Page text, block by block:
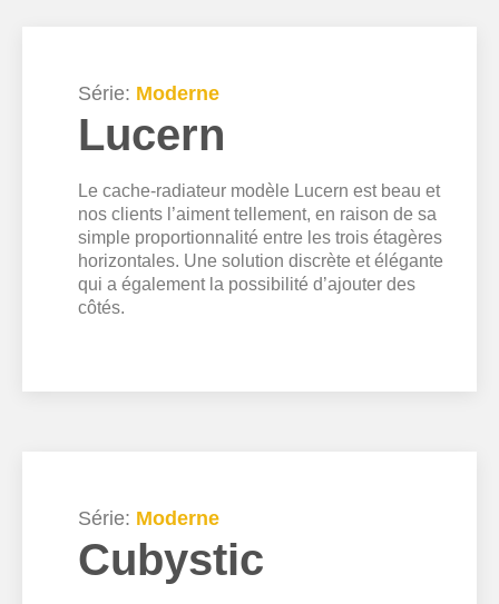
Série: Moderne
Lucern
Le cache-radiateur modèle Lucern est beau et
nos clients l’aiment tellement, en raison de sa
simple proportionnalité entre les trois étagères
horizontales. Une solution discrète et élégante
qui a également la possibilité d’ajouter des
côtés.
Série: Moderne
Cubystic